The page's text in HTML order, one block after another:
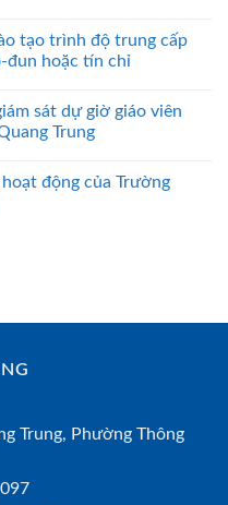
tạo trình độ trung cấp
đun hoặc tín chỉ
sát dự giờ giáo viên
Trung
động của Trường
Trung, Phường Thông